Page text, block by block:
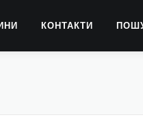
КОНТАКТИ